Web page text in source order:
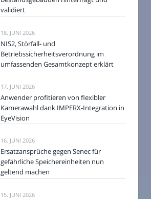
validiert
18. JUNI 2026
NIS2, Störfall- und
Betriebssicherheitsverordnung im
umfassenden Gesamtkonzept erklärt
17. JUNI 2026
Anwender profitieren von flexibler
Kamerawahl dank IMPERX-Integration in
EyeVision
16. JUNI 2026
Ersatzansprüche gegen Senec für
gefährliche Speichereinheiten nun
geltend machen
15. JUNI 2026